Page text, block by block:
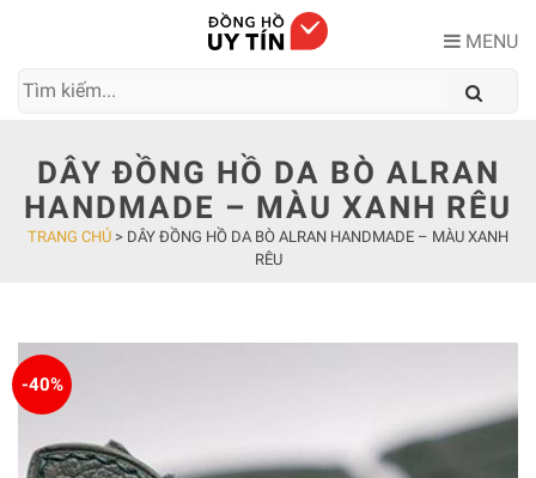
MENU
DÂY ĐỒNG HỒ DA BÒ ALRAN
HANDMADE – MÀU XANH RÊU
TRANG CHỦ > DÂY ĐỒNG HỒ DA BÒ ALRAN HANDMADE – MÀU XANH
RÊU
-40%